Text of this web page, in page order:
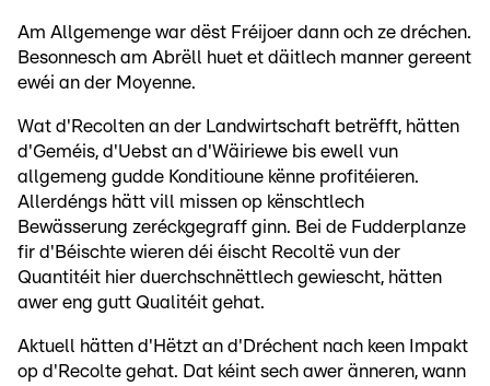
Am Allgemenge war dëst Fréijoer dann och ze dréchen.
Besonnesch am Abrëll huet et däitlech manner gereent
ewéi an der Moyenne.
Wat d'Recolten an der Landwirtschaft betrëfft, hätten
d'Geméis, d'Uebst an d'Wäiriewe bis ewell vun
allgemeng gudde Konditioune kënne profitéieren.
Allerdéngs hätt vill missen op kënschtlech
Bewässerung zeréckgegraff ginn. Bei de Fudderplanze
fir d'Béischte wieren déi éischt Recoltë vun der
Quantitéit hier duerchschnëttlech gewiescht, hätten
awer eng gutt Qualitéit gehat.
Aktuell hätten d'Hëtzt an d'Dréchent nach keen Impakt
op d'Recolte gehat. Dat kéint sech awer änneren, wann